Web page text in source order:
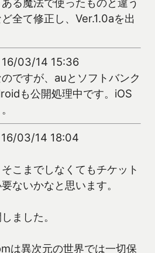
全て修正し、Ver.1.0aを出
16/03/14 15:36
ですが、auとソフトバンク
も公開処理中です。iOS
16/03/14 18:04
こまでしなくてもチケット
ないかなと思います。
ました。
は異次元の世界では一切保